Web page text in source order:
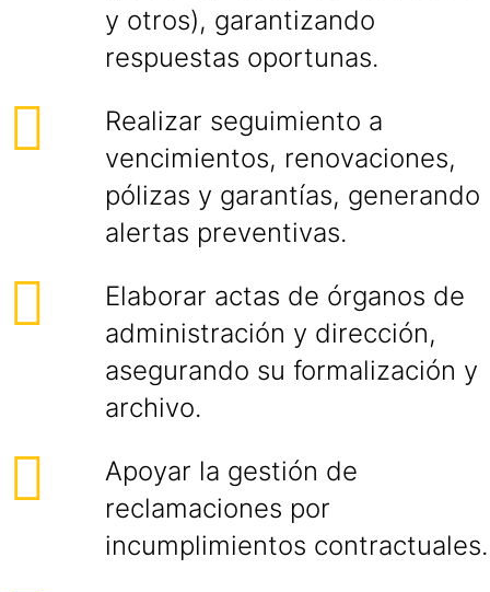
y otros), garantizando
respuestas oportunas.
Realizar seguimiento a
vencimientos, renovaciones,
pólizas y garantías, generando
alertas preventivas.
Elaborar actas de órganos de
administración y dirección,
asegurando su formalización y
archivo.
Apoyar la gestión de
reclamaciones por
incumplimientos contractuales.